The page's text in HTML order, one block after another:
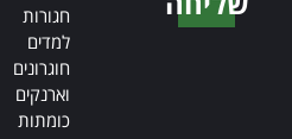
חגורות
למדים
חוגרונים
וארנקים
כומתות